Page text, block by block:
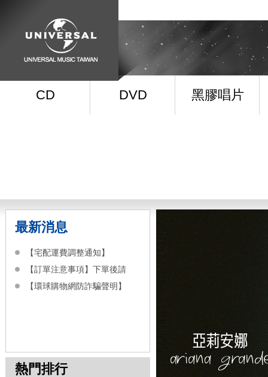
CD DVD 黑膠唱片
最新消息
【宅配運費調整通知】
【訂單注意事項】下單後請
【環球購物網防詐騙聲明】
熱門排行